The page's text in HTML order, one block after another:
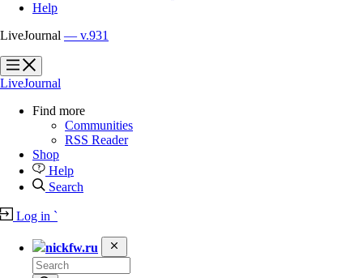
Help
LiveJournal — v.931
?
?
LiveJournal
Find more
Communities
RSS Reader
Shop
Help
Search
Log in `
nickfw.ru